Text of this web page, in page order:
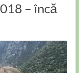
– încă